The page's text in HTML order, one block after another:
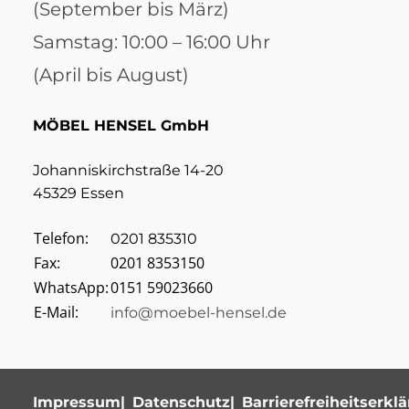
(September bis März)
Samstag: 10:00 – 16:00 Uhr
(April bis August)
MÖBEL HENSEL GmbH
Johanniskirchstraße 14-20
45329 Essen
Telefon: 0201 835310
Fax:
0201 8353150
WhatsApp:0151 59023660
E-Mail:
info@moebel-hensel.de
Impressum Datenschutz